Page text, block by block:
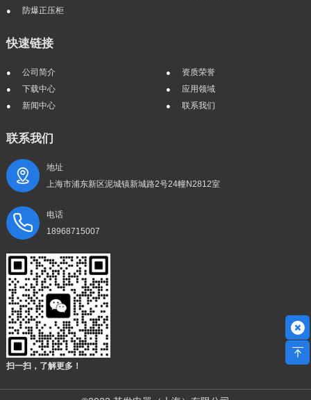
防爆正压柜
快速链接
公司简介
资质荣誉
下载中心
应用领域
新闻中心
联系我们
联系我们
地址
上海市浦东新区泥城镇新城路2号24幢N2812室
电话
18968715007
扫一扫，了解更多！